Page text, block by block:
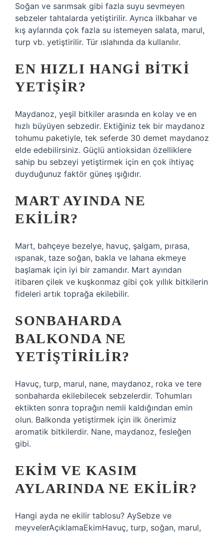
Soğan ve sarımsak gibi fazla suyu sevmeyen
sebzeler tahtalarda yetiştirilir. Ayrıca ilkbahar ve
kış aylarında çok fazla su istemeyen salata, marul,
turp vb. yetiştirilir. Tür ıslahında da kullanılır.
EN HIZLI HANGI BITKI
YETIŞIR?
Maydanoz, yeşil bitkiler arasında en kolay ve en
hızlı büyüyen sebzedir. Ektiğiniz tek bir maydanoz
tohumu paketiyle, tek seferde 30 demet maydanoz
elde edebilirsiniz. Güçlü antioksidan özelliklere
sahip bu sebzeyi yetiştirmek için en çok ihtiyaç
duyduğunuz faktör güneş ışığıdır.
MART AYINDA NE
EKILIR?
Mart, bahçeye bezelye, havuç, şalgam, pırasa,
ıspanak, taze soğan, bakla ve lahana ekmeye
başlamak için iyi bir zamandır. Mart ayından
itibaren çilek ve kuşkonmaz gibi çok yıllık bitkilerin
fideleri artık toprağa ekilebilir.
SONBAHARDA
BALKONDA NE
YETIŞTIRILIR?
Havuç, turp, marul, nane, maydanoz, roka ve tere
sonbaharda ekilebilecek sebzelerdir. Tohumları
ektikten sonra toprağın nemli kaldığından emin
olun. Balkonda yetiştirmek için ilk önerimiz
aromatik bitkilerdir. Nane, maydanoz, fesleğen
gibi.
EKIM VE KASIM
AYLARINDA NE EKILIR?
Hangi ayda ne ekilir tablosu? AySebze ve
meyvelerAçıklamaEkimHavuç, turp, soğan, marul,